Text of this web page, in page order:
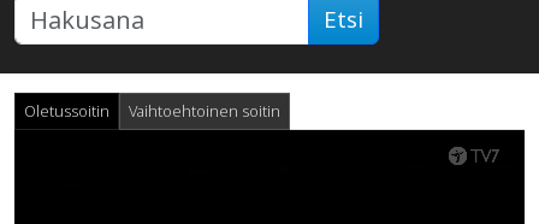
Etsi
Oletussoitin Vaihtoehtoinen soitin